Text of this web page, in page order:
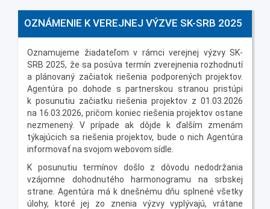
OZNÁMENIE K VEREJNEJ VÝZVE SK-SRB 2025
Oznamujeme žiadateľom v rámci verejnej výzvy SK-
SRB 2025, že sa posúva termín zverejnenia rozhodnutí
a plánovaný začiatok riešenia podporených projektov.
Agentúra po dohode s partnerskou stranou pristúpi
k posunutiu začiatku riešenia projektov z 01.03.2026
na 16.03.2026, pričom koniec riešenia projektov ostane
nezmenený. V prípade ak dôjde k ďalším zmenám
týkajúcich sa riešenia projektov, bude o nich Agentúra
informovať na svojom webovom sídle.
K posunutiu termínov došlo z dôvodu nedodržania
vzájomne dohodnutého harmonogramu na srbskej
strane. Agentúra má k dnešnému dňu splnené všetky
úlohy, ktoré jej zo znenia výzvy vyplývajú, vrátane